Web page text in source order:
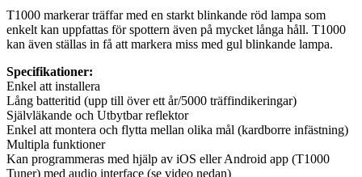
T1000 markerar träffar med en starkt blinkande röd lampa som
enkelt kan uppfattas för spottern även på mycket långa håll. T1000
kan även ställas in få att markera miss med gul blinkande lampa.
Specifikationer:
Enkel att installera
Lång batteritid (upp till över ett år/5000 träffindikeringar)
Självläkande och Utbytbar reflektor
Enkel att montera och flytta mellan olika mål (kardborre infästning)
Multipla funktioner
Kan programmeras med hjälp av iOS eller Android app (T1000
Tuner) med audio interface (se video nedan)